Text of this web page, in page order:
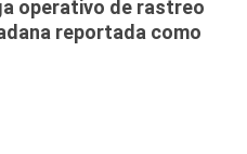
operativo de rastreo
reportada como